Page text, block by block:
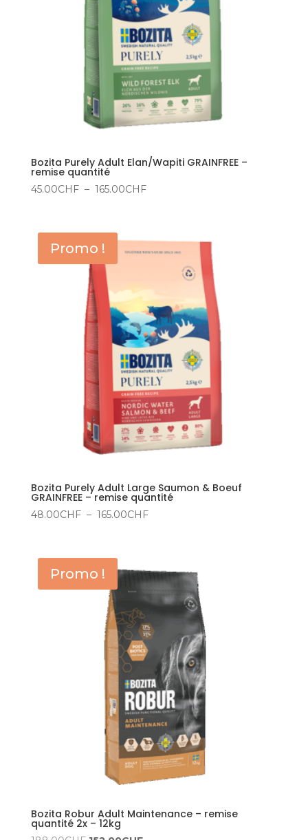
Bozita Purely Adult Elan/Wapiti GRAINFREE –
remise quantité
45.00CHF – 165.00CHFPlage
à
165.00CHF
Promo !
Bozita Purely Adult Large Saumon & Boeuf
GRAINFREE – remise quantité
48.00CHF – 165.00CHFPlage
à
165.00CHF
Promo !
Bozita Robur Adult Maintenance – remise
quantité 2x – 12kg